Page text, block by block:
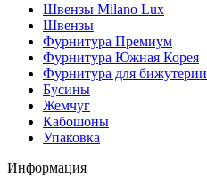
Швензы Milano Lux
Швензы
Фурнитура Премиум
Фурнитура Южная Корея
Фурнитура для бижутерии
Бусины
Жемчуг
Кабошоны
Упаковка
Информация